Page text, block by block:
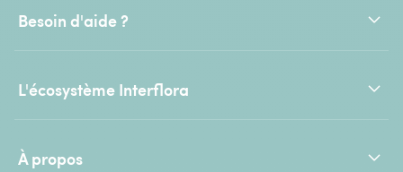
Besoin d'aide ?
L'écosystème Interflora
À propos